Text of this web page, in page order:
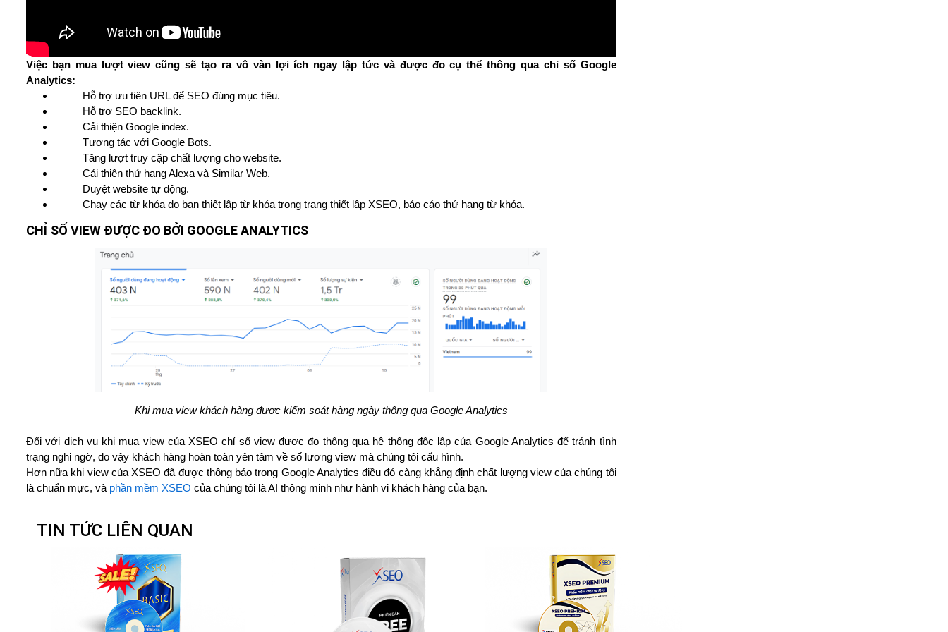
Việc bạn mua lượt view cũng sẽ tạo ra vô vàn lợi ích ngay lập tức và được đo cụ thể thông qua chỉ số Google
Analytics:
Hỗ trợ ưu tiên URL để SEO đúng mục tiêu.
Hỗ trợ SEO backlink.
Cải thiện Google index.
Tương tác với Google Bots.
Tăng lượt truy cập chất lượng cho website.
Cải thiện thứ hạng Alexa và Similar Web.
Duyệt website tự động.
Chạy các từ khóa do bạn thiết lập từ khóa trong trang thiết lập XSEO, báo cáo thứ hạng từ khóa.
CHỈ SỐ VIEW ĐƯỢC ĐO BỞI GOOGLE ANALYTICS
Khi mua view khách hàng được kiểm soát hàng ngày thông qua Google Analytics
Đối với dịch vụ khi mua view của XSEO chỉ số view được đo thông qua hệ thống độc lập của Google Analytics để tránh tình
trạng nghi ngờ, do vậy khách hàng hoàn toàn yên tâm về số lương view mà chúng tôi cấu hình.
Hơn nữa khi view của XSEO đã được thông báo trong Google Analytics điều đó càng khẳng định chất lượng view của chúng tôi
là chuẩn mực, và phần mềm XSEO của chúng tôi là AI thông minh như hành vi khách hàng của bạn.
TIN TỨC LIÊN QUAN